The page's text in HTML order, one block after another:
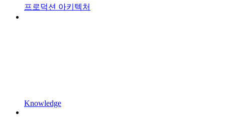
프로덕션 아키텍처
Knowledge